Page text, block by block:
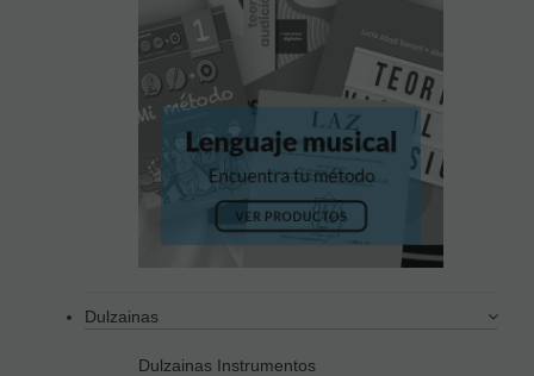
Dulzainas
Dulzainas Instrumentos